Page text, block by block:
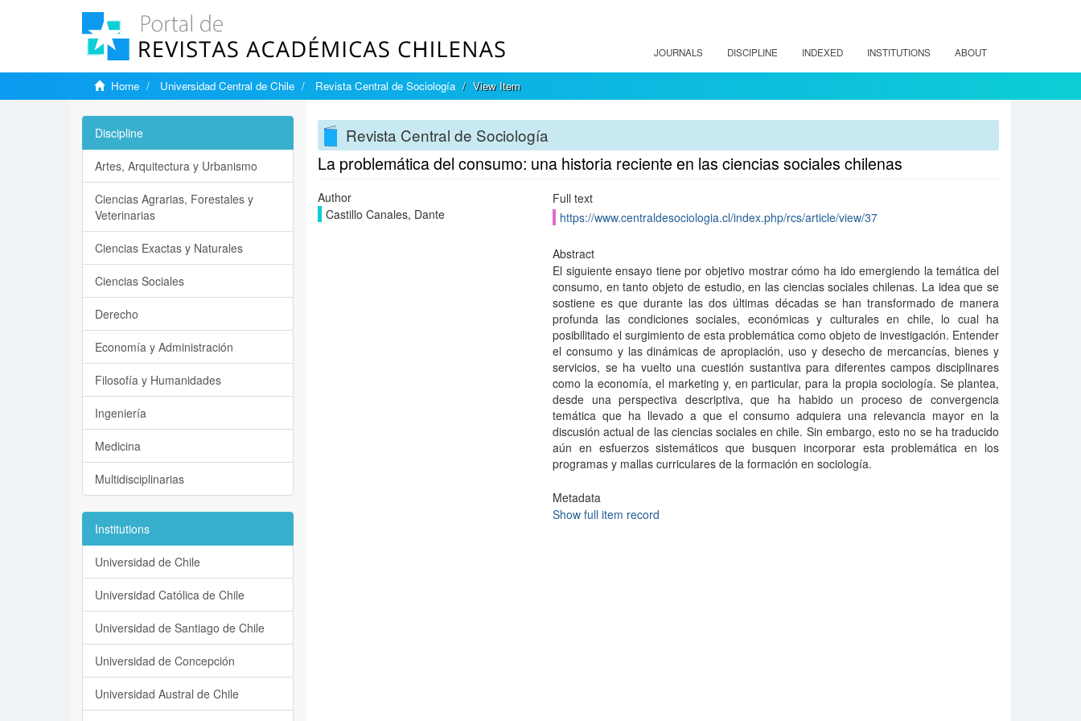
JOURNALS DISCIPLINE INDEXED INSTITUTIONS ABOUT
Home Universidad Central de Chile Revista Central de Sociología View Item
Revista Central de Sociología
La problemática del consumo: una historia reciente en las ciencias sociales chilenas
Author
Castillo Canales, Dante
Full text
https://www.centraldesociologia.cl/index.php/rcs/article/view/37
Abstract
El siguiente ensayo tiene por objetivo mostrar cómo ha ido emergiendo la temática del
consumo, en tanto objeto de estudio, en las ciencias sociales chilenas. La idea que se
sostiene es que durante las dos últimas décadas se han transformado de manera
profunda las condiciones sociales, económicas y culturales en chile, lo cual ha
posibilitado el surgimiento de esta problemática como objeto de investigación. Entender
el consumo y las dinámicas de apropiación, uso y desecho de mercancías, bienes y
servicios, se ha vuelto una cuestión sustantiva para diferentes campos disciplinares
como la economía, el marketing y, en particular, para la propia sociología. Se plantea,
desde una perspectiva descriptiva, que ha habido un proceso de convergencia
temática que ha llevado a que el consumo adquiera una relevancia mayor en la
discusión actual de las ciencias sociales en chile. Sin embargo, esto no se ha traducido
aún en esfuerzos sistemáticos que busquen incorporar esta problemática en los
programas y mallas curriculares de la formación en sociología.
Metadata
Show full item record
Discipline
Artes, Arquitectura y Urbanismo
Ciencias Agrarias, Forestales y
Veterinarias
Ciencias Exactas y Naturales
Ciencias Sociales
Derecho
Economía y Administración
Filosofía y Humanidades
Ingeniería
Medicina
Multidisciplinarias
Institutions
Universidad de Chile
Universidad Católica de Chile
Universidad de Santiago de Chile
Universidad de Concepción
Universidad Austral de Chile